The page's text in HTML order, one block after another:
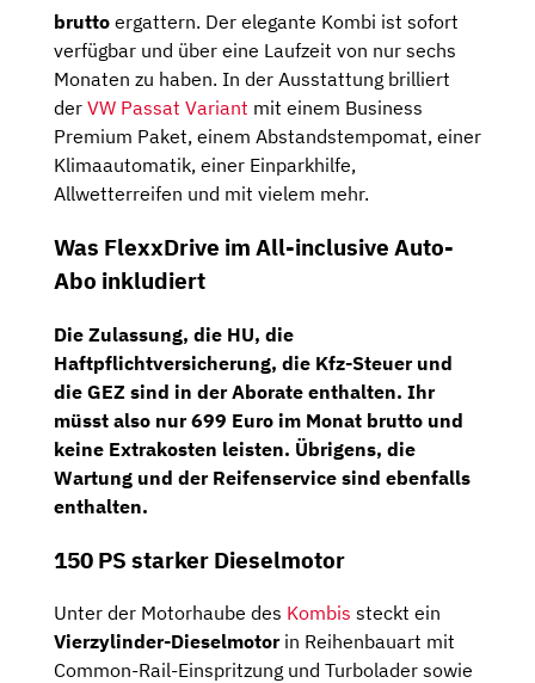
brutto ergattern. Der elegante Kombi ist sofort
verfügbar und über eine Laufzeit von nur sechs
Monaten zu haben. In der Ausstattung brilliert
der VW Passat Variant mit einem Business
Premium Paket, einem Abstandstempomat, einer
Klimaautomatik, einer Einparkhilfe,
Allwetterreifen und mit vielem mehr.
Was FlexxDrive im All-inclusive Auto-
Abo inkludiert
Die Zulassung, die HU, die
Haftpflichtversicherung, die Kfz-Steuerund
die GEZ sind in der Aborate enthalten. Ihr
müsst also nur 699 Euro im Monat brutto und
keine Extrakosten leisten. Übrigens, die
Wartung und der Reifenservice sind ebenfalls
enthalten.
150 PS starker Dieselmotor
Unter der Motorhaube des Kombis steckt ein
Vierzylinder-Dieselmotorin Reihenbauart mit
Common-Rail-Einspritzung und Turbolader sowie